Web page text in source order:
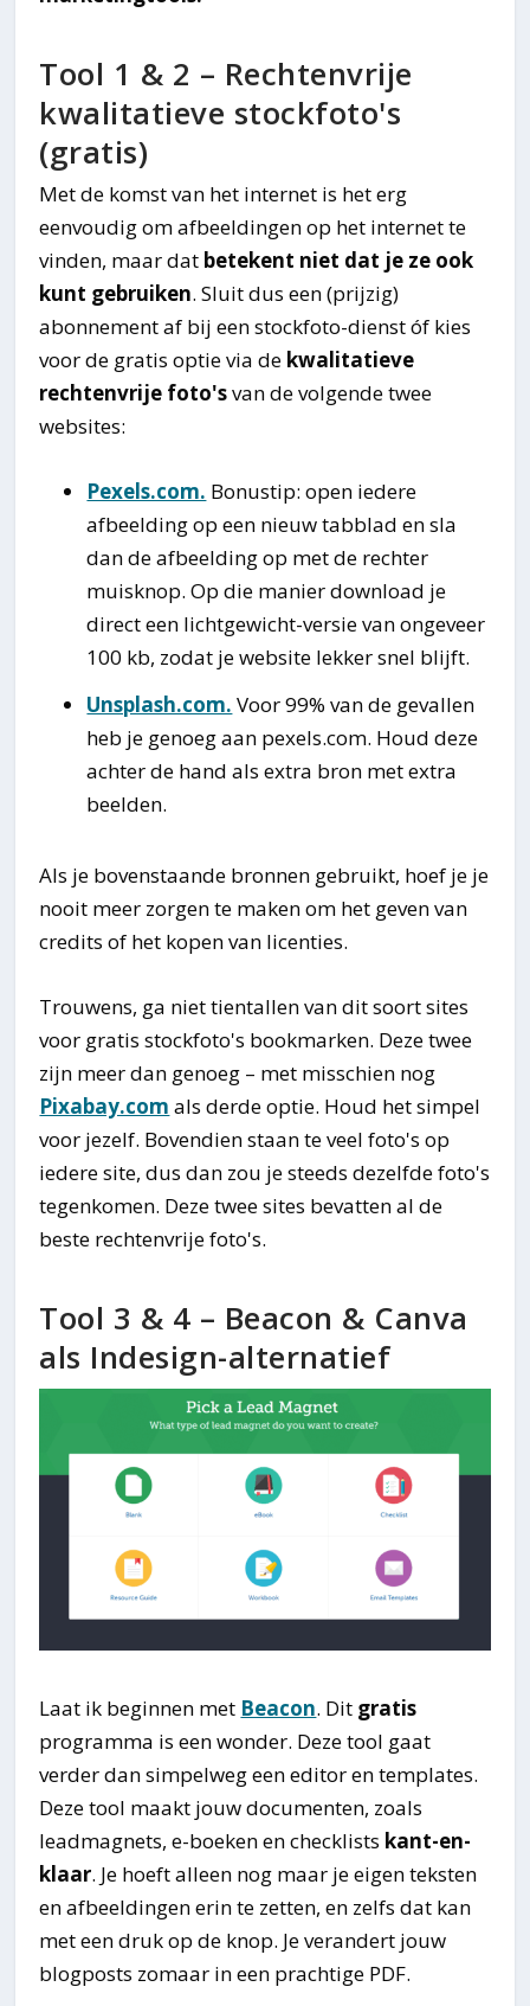
Tool 1 & 2 – Rechtenvrije
kwalitatieve stockfoto's
(gratis)
Met de komst van het internet is het erg
eenvoudig om afbeeldingen op het internet te
vinden, maar dat betekent niet dat je ze ook
kunt gebruiken. Sluit dus een (prijzig)
abonnement af bij een stockfoto-dienst óf kies
voor de gratis optie via de kwalitatieve
rechtenvrije foto'svan de volgende twee
websites:
Pexels.com. Bonustip: open iedere
afbeelding op een nieuw tabblad en sla
dan de afbeelding op met de rechter
muisknop. Op die manier download je
direct een lichtgewicht-versie van ongeveer
100 kb, zodat je website lekker snel blijft.
Unsplash.com. Voor 99% van de gevallen
heb je genoeg aan pexels.com. Houd deze
achter de hand als extra bron met extra
beelden.
Als je bovenstaande bronnen gebruikt, hoef je je
nooit meer zorgen te maken om het geven van
credits of het kopen van licenties.
Trouwens, ga niet tientallen van dit soort sites
voor gratis stockfoto's bookmarken. Deze twee
zijn meer dan genoeg – met misschien nog
Pixabay.com als derde optie. Houd het simpel
voor jezelf. Bovendien staan te veel foto's op
iedere site, dus dan zou je steeds dezelfde foto's
tegenkomen. Deze twee sites bevatten al de
beste rechtenvrije foto's.
Tool 3 & 4 – Beacon & Canva
als Indesign-alternatief
Laat ik beginnen met Beacon. Dit gratis
programma is een wonder. Deze tool gaat
verder dan simpelweg een editor en templates.
Deze tool maakt jouw documenten, zoals
leadmagnets, e-boeken en checklists kant-en-
klaar. Je hoeft alleen nog maar je eigen teksten
en afbeeldingen erin te zetten, en zelfs dat kan
met een druk op de knop. Je verandert jouw
blogposts zomaar in een prachtige PDF.